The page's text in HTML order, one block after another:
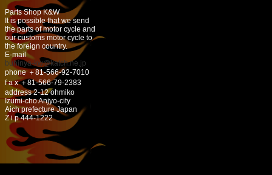
Parts Shop K&W
It is possible that we send
the parts of motor cycle and
our customs motor cycle to
the foreign country.
E-mail
buhinya-kw@katch.ne.jp
phone ＋81-566-92-7010
f a x ＋81-566-79-2383
address 2-12 ohmiko
Izumi-cho Anjyo-city
Aich prefecture Japan
Z i p 444-1222